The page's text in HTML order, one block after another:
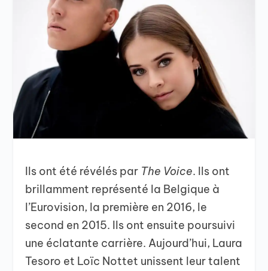
Ils ont été révélés par The Voice. Ils ont
brillamment représenté la Belgique à
l’Eurovision, la première en 2016, le
second en 2015. Ils ont ensuite poursuivi
une éclatante carrière. Aujourd’hui, Laura
Tesoro et Loïc Nottet unissent leur talent